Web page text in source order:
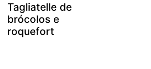
Tagliatelle de
brócolos e
roquefort